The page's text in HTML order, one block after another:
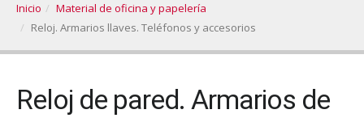
Inicio
Material de oficina y papelería
Reloj. Armarios llaves. Teléfonos y accesorios
Reloj de pared. Armarios de